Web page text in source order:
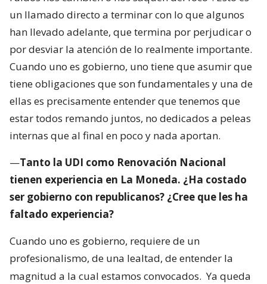
un llamado directo a terminar con lo que algunos
han llevado adelante, que termina por perjudicar o
por desviar la atención de lo realmente importante.
Cuando uno es gobierno, uno tiene que asumir que
tiene obligaciones que son fundamentales y una de
ellas es precisamente entender que tenemos que
estar todos remando juntos, no dedicados a peleas
internas que al final en poco y nada aportan.
—Tanto la UDI como Renovación Nacional
tienen experiencia en La Moneda. ¿Ha costado
ser gobierno con republicanos? ¿Cree que les ha
faltado experiencia?
Cuando uno es gobierno, requiere de un
profesionalismo, de una lealtad, de entender la
magnitud a la cual estamos convocados. Ya queda